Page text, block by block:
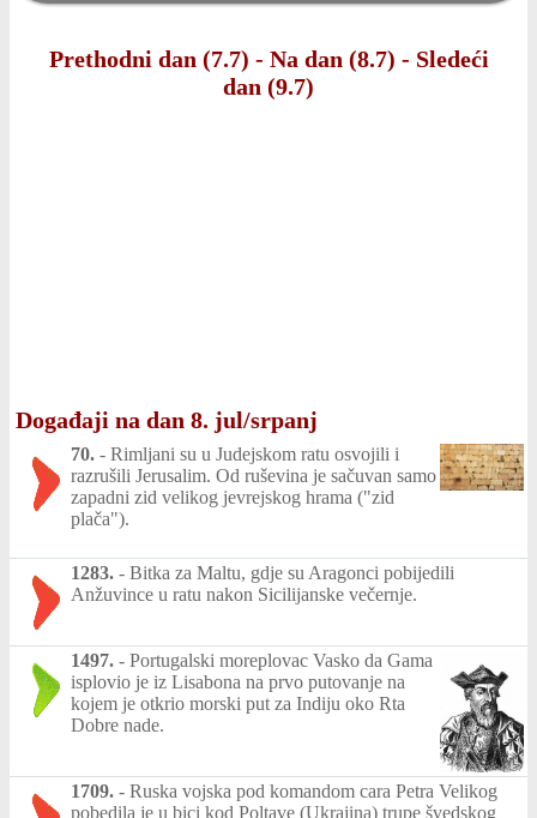
Prethodni dan (7.7) - Na dan (8.7) - Sledeći
dan (9.7)
Događaji na dan 8. jul/srpanj
70. - Rimljani su u Judejskom ratu osvojili i
razrušili Jerusalim. Od ruševina je sačuvan samo
zapadni zid velikog jevrejskog hrama ("zid
plača").
1283. - Bitka za Maltu, gdje su Aragonci pobijedili
Anžuvince u ratu nakon Sicilijanske večernje.
1497. - Portugalski moreplovac Vasko da Gama
isplovio je iz Lisabona na prvo putovanje na
kojem je otkrio morski put za Indiju oko Rta
Dobre nade.
1709. - Ruska vojska pod komandom cara Petra Velikog
pobedila je u bici kod Poltave (Ukrajina) trupe švedskog